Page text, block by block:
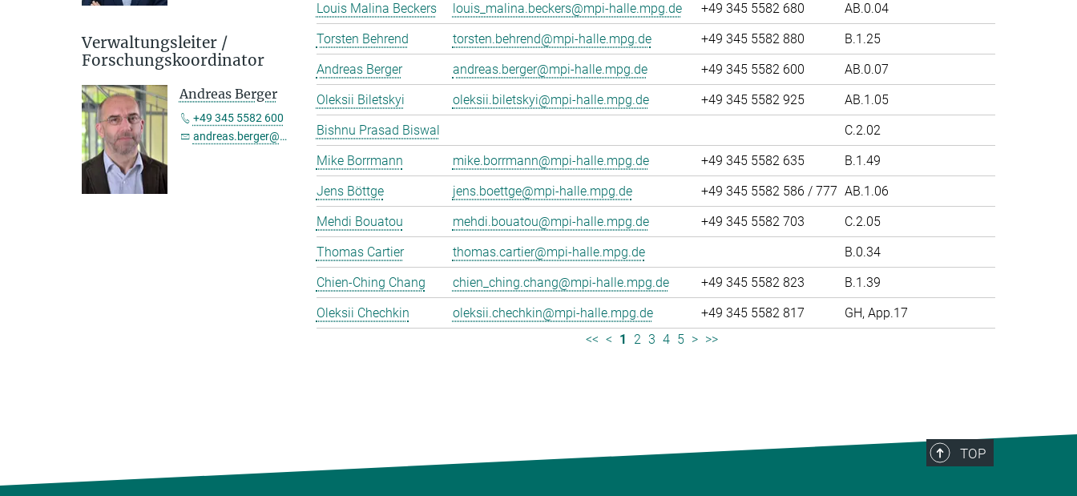
Louis Malina Beckers
louis_malina.beckers@mpi-halle.mpg.de +49 345 5582 680
AB.0.04
Torsten Behrend
torsten.behrend@mpi-halle.mpg.de +49 345 5582 880
B.1.25
Andreas Berger
andreas.berger@mpi-halle.mpg.de +49 345 5582 600
AB.0.07
Oleksii Biletskyi
oleksii.biletskyi@mpi-halle.mpg.de +49 345 5582 925
AB.1.05
Bishnu Prasad Biswal
C.2.02
Mike Borrmann
mike.borrmann@mpi-halle.mpg.de +49 345 5582 635
B.1.49
Jens Böttge
jens.boettge@mpi-halle.mpg.de +49 345 5582 586 / 777 AB.1.06
Mehdi Bouatou
mehdi.bouatou@mpi-halle.mpg.de +49 345 5582 703
C.2.05
Thomas Cartier
thomas.cartier@mpi-halle.mpg.de
B.0.34
Chien-Ching Chang
chien_ching.chang@mpi-halle.mpg.de +49 345 5582 823
B.1.39
Oleksii Chechkin
oleksii.chechkin@mpi-halle.mpg.de +49 345 5582 817
GH, App.17
<< < 1 2 3 4 5 > >>
Verwaltungsleiter /
Forschungskoordinator
Andreas Berger
+49 345 5582 600
andreas.berger@mpi-halle.mpg.de
TOP